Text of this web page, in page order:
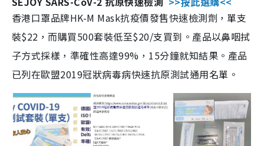
香港口罩品牌HK-M Mask抗疫價發售快速檢測劑，單支
裝$22，而購買500套裝低至$20/支買到。產品以鼻咽拭
子方式採樣，準確性高達99%，15分鐘就知結果。產品
已列在歐盟2019冠狀病毒病快速抗原測試通用名單。